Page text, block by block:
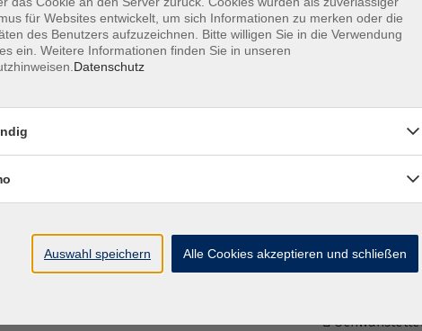
Mo.
Mo.
Mo.
Wendelstein
Mo.
für Websites entwickelt, um sich Informationen zu merken oder die
des Benutzers aufzuzeichnen. Bitte willigen Sie in die Verwendung
ein. Weitere Informationen finden Sie in unseren
Datenschutz
Auswahl speichern Alle Cookies akzeptieren und schließen